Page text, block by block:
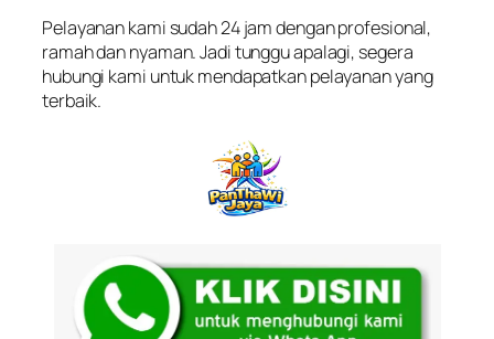
Pelayanan kami sudah 24 jam dengan profesional,
ramah dan nyaman. Jadi tunggu apalagi, segera
hubungi kami untuk mendapatkan pelayanan yang
terbaik.